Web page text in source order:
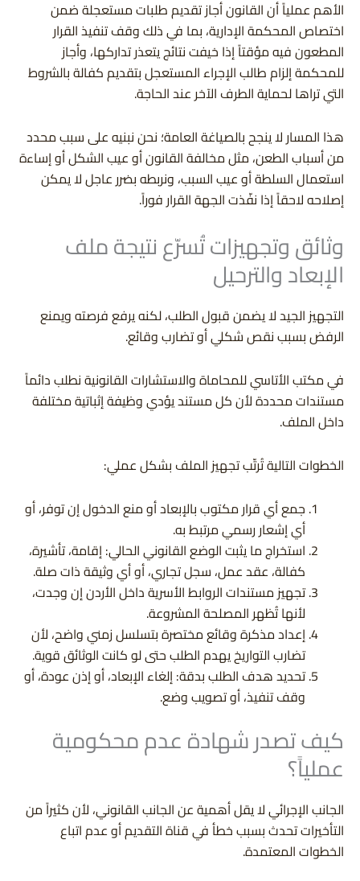
الأهم عملياً أن القانون أجاز تقديم طلبات مستعجلة ضمن
اختصاص المحكمة الإدارية، بما في ذلك وقف تنفيذ القرار
المطعون فيه مؤقتاً إذا خيفت نتائج يتعذر تداركها، وأجاز
للمحكمة إلزام طالب الإجراء المستعجل بتقديم كفالة بالشروط
التي تراها لحماية الطرف الآخر عند الحاجة.
هذا المسار لا ينجح بالصياغة العامة؛ نحن نبنيه على سبب محدد
من أسباب الطعن، مثل مخالفة القانون أو عيب الشكل أو إساءة
استعمال السلطة أو عيب السبب، ونربطه بضرر عاجل لا يمكن
إصلاحه لاحقاً إذا نفّذت الجهة القرار فوراً.
وثائق وتجهيزات تُسرّع نتيجة ملف
الإبعاد والترحيل
التجهيز الجيد لا يضمن قبول الطلب، لكنه يرفع فرصته ويمنع
الرفض بسبب نقص شكلي أو تضارب وقائع.
في مكتب الأتاسي للمحاماة والاستشارات القانونية نطلب دائماً
مستندات محددة لأن كل مستند يؤدي وظيفة إثباتية مختلفة
داخل الملف.
الخطوات التالية تُرتّب تجهيز الملف بشكل عملي:
جمع أي قرار مكتوب بالإبعاد أو منع الدخول إن توفر، أو
أي إشعار رسمي مرتبط به.
استخراج ما يثبت الوضع القانوني الحالي: إقامة، تأشيرة،
كفالة، عقد عمل، سجل تجاري، أو أي وثيقة ذات صلة.
تجهيز مستندات الروابط الأسرية داخل الأردن إن وجدت،
لأنها تُظهر المصلحة المشروعة.
إعداد مذكرة وقائع مختصرة بتسلسل زمني واضح، لأن
تضارب التواريخ يهدم الطلب حتى لو كانت الوثائق قوية.
تحديد هدف الطلب بدقة: إلغاء الإبعاد، أو إذن عودة، أو
وقف تنفيذ، أو تصويب وضع.
كيف تصدر شهادة عدم محكومية
عملياً؟
الجانب الإجرائي لا يقل أهمية عن الجانب القانوني، لأن كثيراً من
التأخيرات تحدث بسبب خطأ في قناة التقديم أو عدم اتباع
الخطوات المعتمدة.